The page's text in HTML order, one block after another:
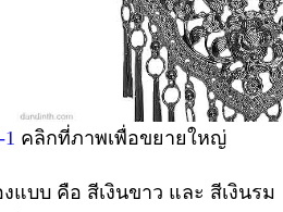
1 คลิกที่ภาพเพื่อขยายใหญ่
แบบ คือ สีเงินขาว และ สีเงินรม